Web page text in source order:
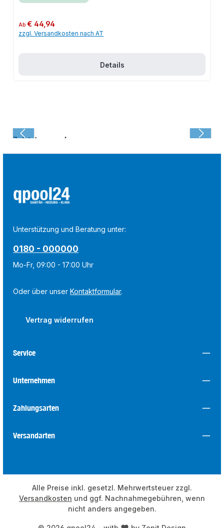
Regulärer Preis:
Ab€ 44,94
zzgl. Versandkosten nach AT
Details
Zuletzt angesehen:
Unterstützung und Beratung unter:
0180 - 000000
Mo-Fr, 09:00 - 17:00 Uhr
Oder über unserKontaktformular.
Vertrag widerrufen
Service
Unternehmen
Zahlungsarten
Versandarten
Alle Preise inkl. gesetzl. Mehrwertsteuer zzgl.
Versandkosten und ggf. Nachnahmegebühren, wenn
nicht anders angegeben.